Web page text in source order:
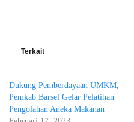
Terkait
Dukung Pemberdayaan UMKM,
Pemkab Barsel Gelar Pelatihan
Pengolahan Aneka Makanan